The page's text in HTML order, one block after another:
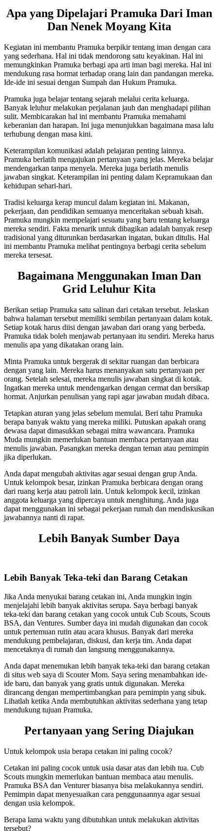
Apa yang Dipelajari Pramuka Dari Iman
Dan Nenek Moyang Kita
Kegiatan ini membantu Pramuka berpikir tentang iman dengan cara
yang sederhana. Hal ini tidak mendorong satu keyakinan. Hal ini
memungkinkan Pramuka berbagi apa arti iman bagi mereka. Hal ini
mendukung rasa hormat terhadap orang lain dan pandangan mereka.
Ide-ide ini sesuai dengan Sumpah dan Hukum Pramuka.
Pramuka juga belajar tentang sejarah melalui cerita keluarga.
Banyak leluhur melakukan perjalanan jauh dan menghadapi pilihan
sulit. Membicarakan hal ini membantu Pramuka memahami
keberanian dan harapan. Ini juga menunjukkan bagaimana masa lalu
terhubung dengan masa kini.
Keterampilan komunikasi adalah pelajaran penting lainnya.
Pramuka berlatih mengajukan pertanyaan yang jelas. Mereka belajar
mendengarkan tanpa menyela. Mereka juga berlatih menulis
jawaban singkat. Keterampilan ini penting dalam Kepramukaan dan
kehidupan sehari-hari.
Tradisi keluarga kerap muncul dalam kegiatan ini. Makanan,
pekerjaan, dan pendidikan semuanya menceritakan sebuah kisah.
Pramuka mungkin mempelajari sesuatu yang baru tentang keluarga
mereka sendiri. Fakta menarik untuk dibagikan adalah banyak resep
tradisional yang diturunkan berdasarkan ingatan, bukan ditulis. Hal
ini membantu Pramuka melihat pentingnya berbagi cerita sebelum
mereka tersesat.
Bagaimana Menggunakan Iman Dan
Grid Leluhur Kita
Berikan setiap Pramuka satu salinan dari cetakan tersebut. Jelaskan
bahwa halaman tersebut memiliki sembilan pertanyaan dalam kotak.
Setiap kotak harus diisi dengan jawaban dari orang yang berbeda.
Pramuka tidak boleh menjawab pertanyaan itu sendiri. Mereka harus
menulis apa yang dikatakan orang lain.
Minta Pramuka untuk bergerak di sekitar ruangan dan berbicara
dengan yang lain. Mereka harus menanyakan satu pertanyaan per
orang. Setelah selesai, mereka menulis jawaban singkat di kotak.
Ingatkan mereka untuk mendengarkan dengan cermat dan bersikap
hormat. Anjurkan penulisan yang rapi agar jawaban mudah dibaca.
Tetapkan aturan yang jelas sebelum memulai. Beri tahu Pramuka
berapa banyak waktu yang mereka miliki. Putuskan apakah orang
dewasa dapat dimasukkan sebagai mitra wawancara. Pramuka
Muda mungkin memerlukan bantuan membaca pertanyaan atau
menulis jawaban. Pasangkan mereka dengan teman atau pemimpin
jika diperlukan.
Anda dapat mengubah aktivitas agar sesuai dengan grup Anda.
Untuk kelompok besar, izinkan Pramuka berbicara dengan orang
dari ruang kerja atau patroli lain. Untuk kelompok kecil, izinkan
anggota keluarga yang dipercaya untuk menghitung. Anda juga
dapat menggunakan ini sebagai pekerjaan rumah dan mendiskusikan
jawabannya nanti di rapat.
Lebih Banyak Sumber Daya
Lebih Banyak Teka-teki dan Barang Cetakan
Jika Anda menyukai barang cetakan ini, Anda mungkin ingin
menjelajahi lebih banyak aktivitas serupa. Saya berbagi banyak
teka-teki dan barang cetakan yang cocok untuk Cub Scouts, Scouts
BSA, dan Ventures. Sumber daya ini mudah digunakan dan cocok
untuk pertemuan rutin atau acara khusus. Banyak dari mereka
mendukung pembelajaran, diskusi, dan kerja tim. Anda dapat
mencetaknya di rumah dan langsung menggunakannya.
Anda dapat menemukan lebih banyak teka-teki dan barang cetakan
di situs web saya di Scouter Mom. Saya sering menambahkan ide-
ide baru, dan banyak yang gratis untuk digunakan. Mereka
dirancang dengan mempertimbangkan para pemimpin yang sibuk.
Lihatlah ketika Anda membutuhkan aktivitas sederhana yang tetap
mendukung tujuan Pramuka.
Pertanyaan yang Sering Diajukan
Untuk kelompok usia berapa cetakan ini paling cocok?
Cetakan ini paling cocok untuk usia dasar atas dan lebih tua. Cub
Scouts mungkin memerlukan bantuan membaca atau menulis.
Pramuka BSA dan Venturer biasanya bisa melakukannya sendiri.
Pemimpin dapat menyesuaikan cara penggunaannya agar sesuai
dengan usia kelompok.
Berapa lama waktu yang dibutuhkan untuk melakukan aktivitas
tersebut?